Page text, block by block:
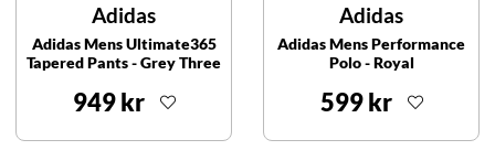
Adidas
Adidas Mens Ultimate365
Tapered Pants - Grey Three
949 kr
Adidas
Adidas Mens Performance
Polo - Royal
599 kr